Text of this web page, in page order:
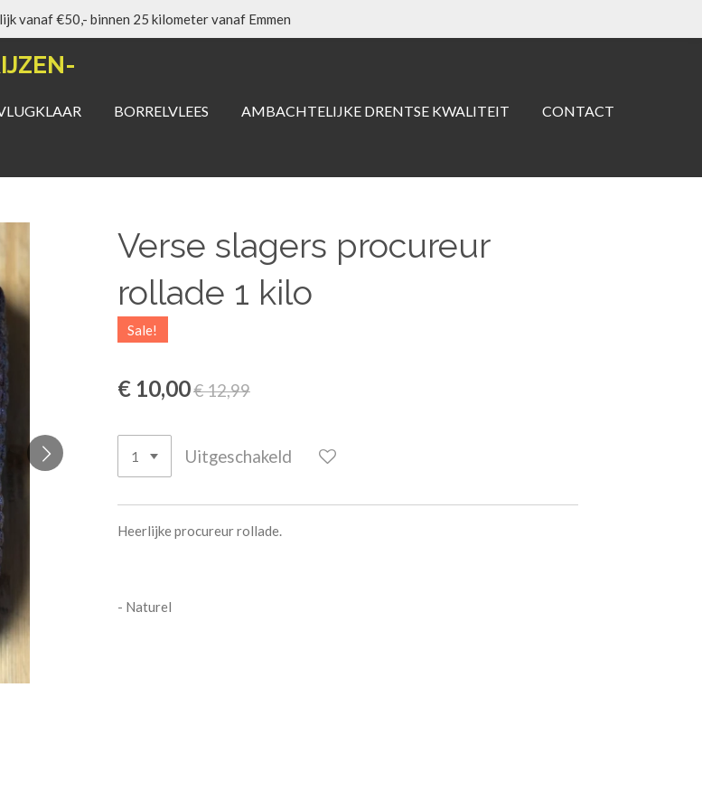
vanaf €50,- binnen 25 kilometer vanaf Emmen
BORRELVLEES AMBACHTELIJKE DRENTSE KWALITEIT CONTACT
Verse slagers procureur
rollade 1 kilo
Sale!
€ 10,00€ 12,99
Uitgeschakeld
Heerlijke procureur rollade.
- Naturel